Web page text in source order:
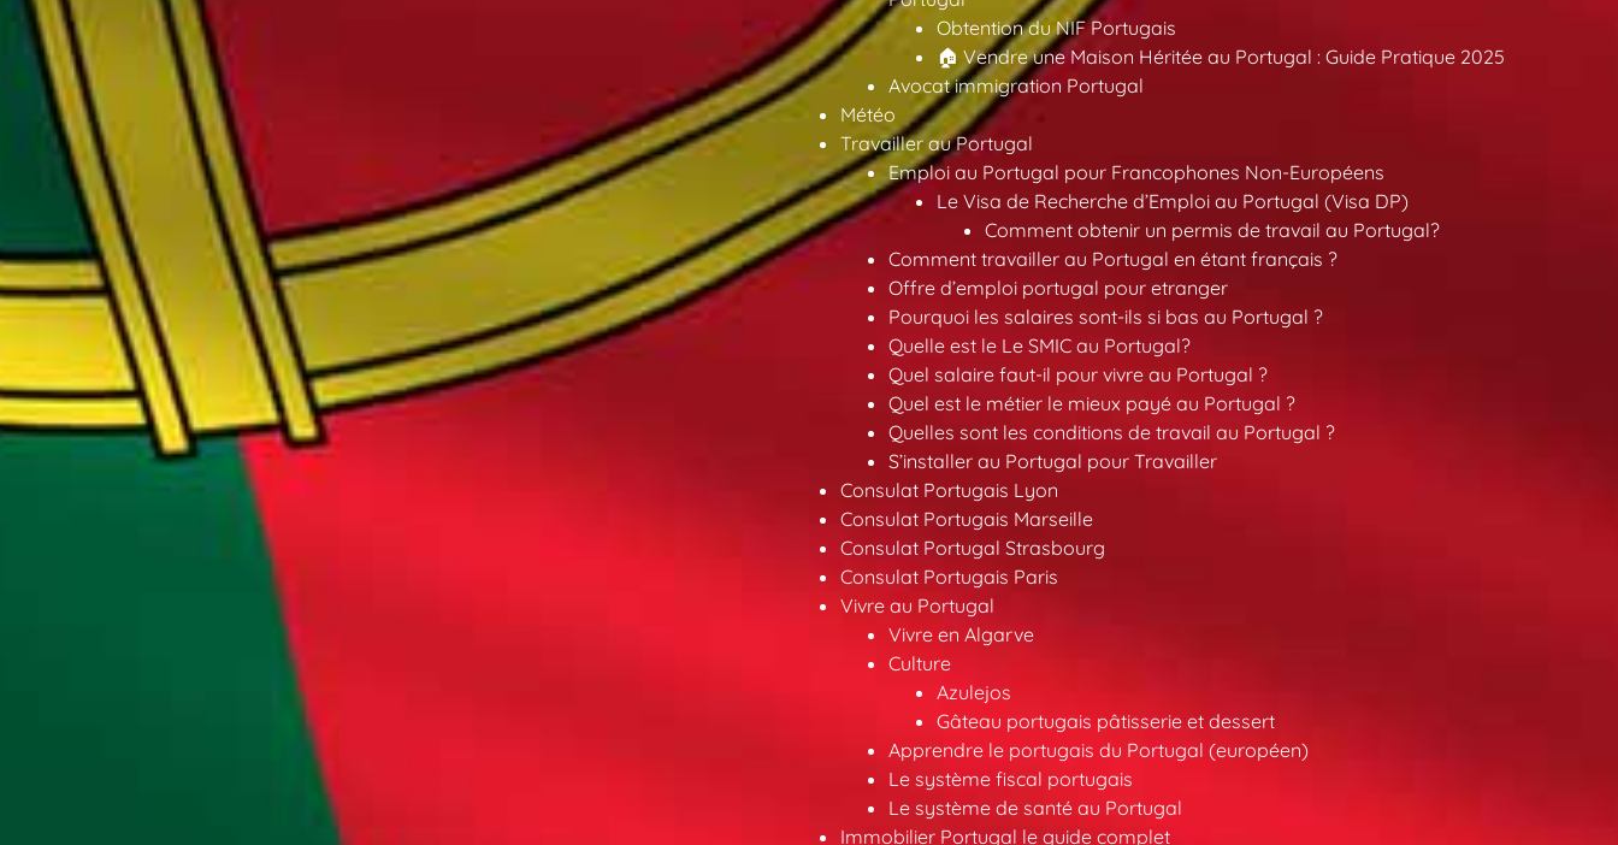
Obtention du NIF Portugais
🏠 Vendre une Maison Héritée au Portugal : Guide Pratique 2025
Avocat immigration Portugal
Météo
Travailler au Portugal
Emploi au Portugal pour Francophones Non-Européens
Le Visa de Recherche d’Emploi au Portugal (Visa DP)
Comment obtenir un permis de travail au Portugal?
Comment travailler au Portugal en étant français ?
Offre d’emploi portugal pour etranger
Pourquoi les salaires sont-ils si bas au Portugal ?
Quelle est le Le SMIC au Portugal?
Quel salaire faut-il pour vivre au Portugal ?
Quel est le métier le mieux payé au Portugal ?
Quelles sont les conditions de travail au Portugal ?
S’installer au Portugal pour Travailler
Consulat Portugais Lyon
Consulat Portugais Marseille
Consulat Portugal Strasbourg
Consulat Portugais Paris
Vivre au Portugal
Vivre en Algarve
Culture
Azulejos
Gâteau portugais pâtisserie et dessert
Apprendre le portugais du Portugal (européen)
Le système fiscal portugais
Le système de santé au Portugal
Immobilier Portugal le guide complet